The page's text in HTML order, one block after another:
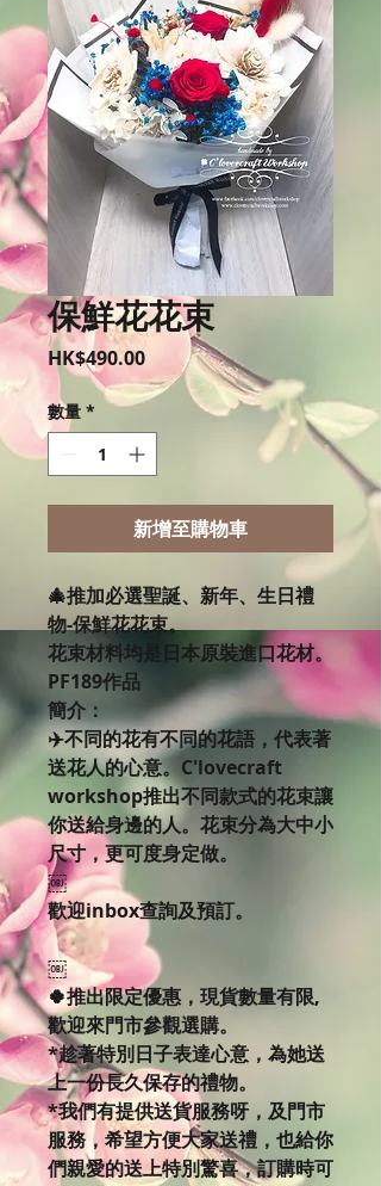
保鮮花花束
HK$490.00價
格
數量 *
新增至購物車
🎄推加必選聖誕、新年、生日禮
物-保鮮花花束。
花束材料均是日本原裝進口花材。
PF189作品
簡介：
✈️不同的花有不同的花語，代表著
送花人的心意。C'lovecraft
workshop推出不同款式的花束讓
你送給身邊的人。花束分為大中小
尺寸，更可度身定做。
￼
歡迎inbox查詢及預訂。
￼
🍀推出限定優惠，現貨數量有限,
歡迎來門市參觀選購。
*趁著特別日子表達心意，為她送
上一份長久保存的禮物。
*我們有提供送貨服務呀，及門市
服務，希望方便大家送禮，也給你
們親愛的送上特別驚喜，訂購時可